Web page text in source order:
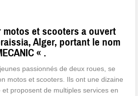
motos et scooters a ouvert
Alger, portant le nom
« .
passionnés de deux roues, se
motos et scooters. Ils ont une dizaine
et proposent de multiples services en